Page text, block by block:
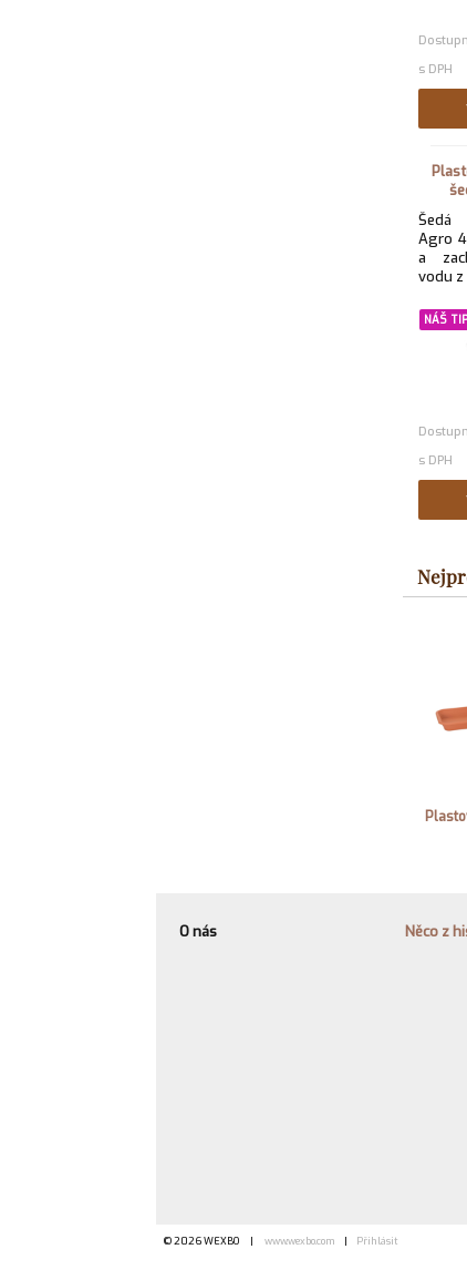
s DPH
Šedá
Agro
a
vodu
NÁŠ
s DPH
O nás Něco z
© 2026 WEXBO |www.wexbo.com | Přihlásit